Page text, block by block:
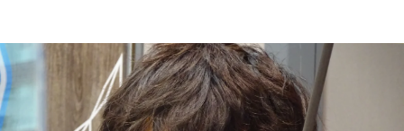
YouTube
会社情報